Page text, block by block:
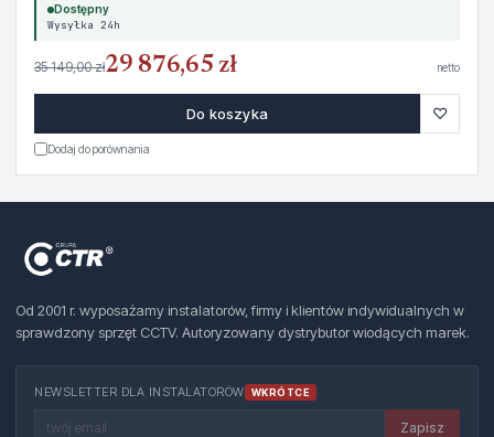
Dostępny
Wysyłka 24h
35 149,00 zł29 876,65 zł netto
Do koszyka ♡
Dodaj do porównania
Od 2001 r. wyposażamy instalatorów, firmy i klientów indywidualnych w
sprawdzony sprzęt CCTV. Autoryzowany dystrybutor wiodących marek.
NEWSLETTER DLA INSTALATORÓW WKRÓTCE
Zapisz